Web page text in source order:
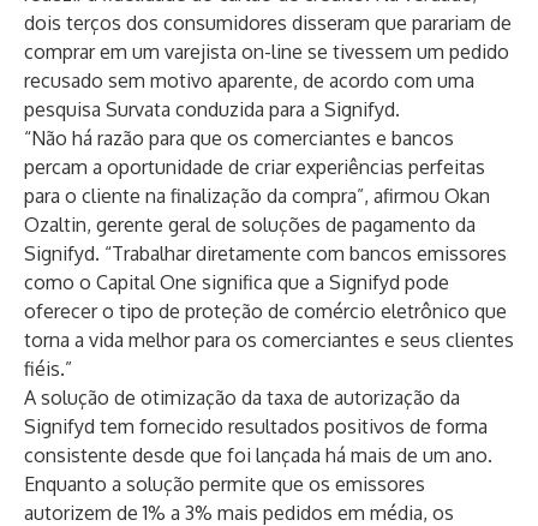
dois terços dos consumidores disseram que parariam de
comprar em um varejista on-line se tivessem um pedido
recusado sem motivo aparente, de acordo com uma
pesquisa Survata conduzida para a Signifyd.
“Não há razão para que os comerciantes e bancos
percam a oportunidade de criar experiências perfeitas
para o cliente na finalização da compra”, afirmou Okan
Ozaltin, gerente geral de soluções de pagamento da
Signifyd. “Trabalhar diretamente com bancos emissores
como o Capital One significa que a Signifyd pode
oferecer o tipo de proteção de comércio eletrônico que
torna a vida melhor para os comerciantes e seus clientes
fiéis.”
A solução de otimização da taxa de autorização da
Signifyd tem fornecido resultados positivos de forma
consistente desde que foi lançada há mais de um ano.
Enquanto a solução permite que os emissores
autorizem de 1% a 3% mais pedidos em média, os